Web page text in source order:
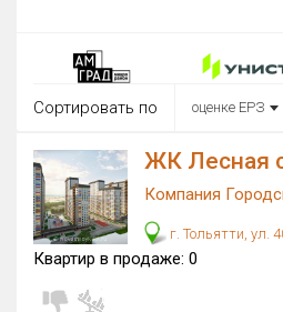
Округ
Все
Цена
от до
от
Сортировать по оценке ЕРЗ
ЖК Лесная
Компания
г. Тольятти, ул.
Квартир в продаже: 0